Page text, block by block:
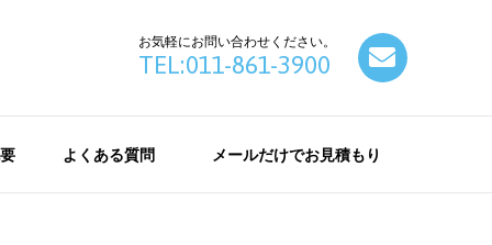
お気軽にお問い合わせください。
TEL:011-861-3900
よくある質問 メールだけでお見積もり